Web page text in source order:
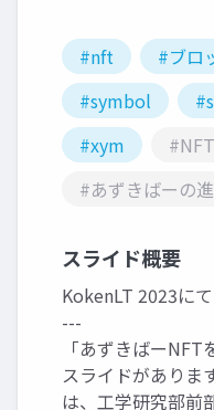
#nft
#ブロ
#symbol
#xym
#NFT
#あずきばーの
スライド概要
KokenLT 2023に
---
「あずきばー
スライドがありま
は、工学研究部前